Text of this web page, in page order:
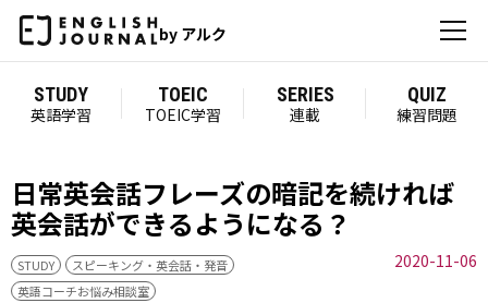
by アルク
STUDY
英語学習
TOEIC
TOEIC学習
SERIES
連載
QUIZ
練習問題
日常英会話フレーズの暗記を続ければ
英会話ができるようになる？
STUDY
スピーキング・英会話・発音
英語コーチお悩み相談室
2020-11-06